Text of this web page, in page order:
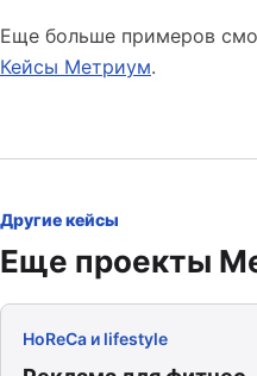
Еще больше примеров
Кейсы Метриум.
Другие кейсы
Еще проекты
HoReCa и lifestyle